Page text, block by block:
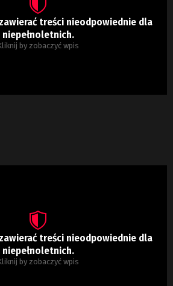
treści nieodpowiednie dla
niepełnoletnich.
by zobaczyć wpis
treści nieodpowiednie dla
niepełnoletnich.
by zobaczyć wpis